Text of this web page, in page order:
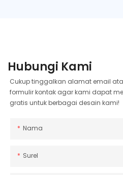
Hubungi Kami
Cukup tinggalkan alamat email
formulir kontak agar kami dapat
gratis untuk berbagai desain kami!
Nama
Surel